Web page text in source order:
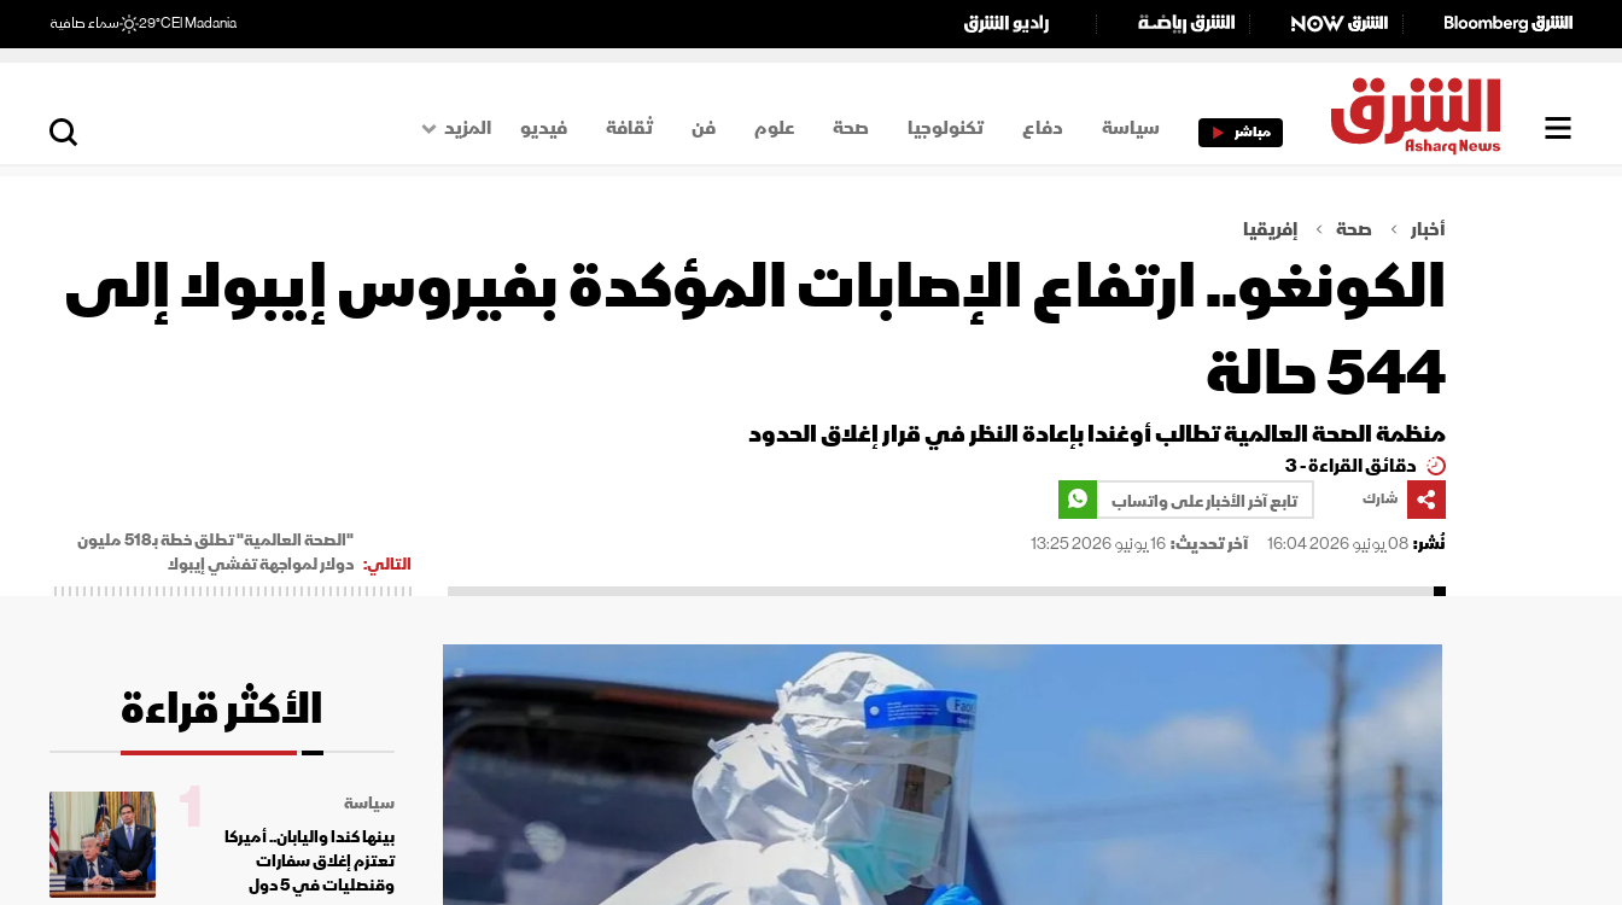
El Madania
29°C سماء صافية
مباشر سياسة دفاع تكنولوجيا صحة علوم فن ثقافة فيديو
المزيد
اقتصاد
رياضة
أخبار صحة إفريقيا
الكونغو.. ارتفاع الإصابات المؤكدة بفيروس إيبولا إلى
544 حالة
منظمة الصحة العالمية تطالب أوغندا بإعادة النظر في قرار إغلاق الحدود
دقائق القراءة - 3
شارك
تابع آخر الأخبار على واتساب
نُشر:08 يونيو 2026 16:04 آخر تحديث:16 يونيو 2026 13:25
التالي:
"الصحة العالمية" تطلق خطة بـ518 مليون
دولار لمواجهة تفشي إيبولا
الأكثر قراءة
سياسة
بينها كندا واليابان.. أميركا
تعتزم إغلاق سفارات
وقنصليات في 5 دول
1